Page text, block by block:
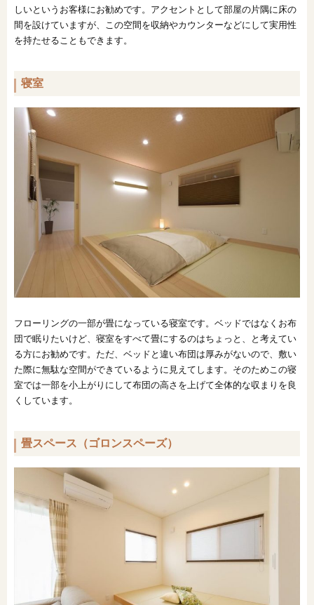
しいというお客様にお勧めです。アクセントとして部屋の片隅に床の
間を設けていますが、この空間を収納やカウンターなどにして実用性
を持たせることもできます。
寝室
フローリングの一部が畳になっている寝室です。ベッドではなくお布
団で眠りたいけど、寝室をすべて畳にするのはちょっと、と考えてい
る方にお勧めです。ただ、ベッドと違い布団は厚みがないので、敷い
た際に無駄な空間ができているように見えてします。そのためこの寝
室では一部を小上がりにして布団の高さを上げて全体的な収まりを良
くしています。
畳スペース（ゴロンスペーズ）